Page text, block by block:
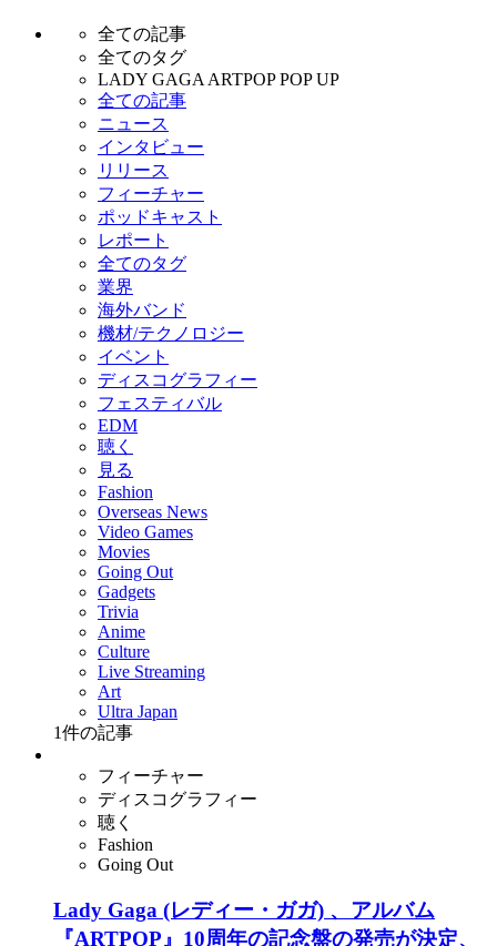
全ての記事
全てのタグ
LADY GAGA ARTPOP POP UP
全ての記事
ニュース
インタビュー
リリース
フィーチャー
ポッドキャスト
レポート
全てのタグ
業界
海外バンド
機材/テクノロジー
イベント
ディスコグラフィー
フェスティバル
EDM
聴く
見る
Fashion
Overseas News
Video Games
Movies
Going Out
Gadgets
Trivia
Anime
Culture
Live Streaming
Art
Ultra Japan
1件の記事
フィーチャー
ディスコグラフィー
聴く
Fashion
Going Out
Lady Gaga (レディー・ガガ) 、アルバム
『ARTPOP』10周年の記念盤の発売が決定、